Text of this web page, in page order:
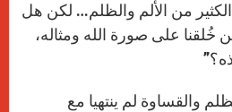
الكثير من الألم والظلم… لكن هل
خُلقنا على صورة الله ومثاله،
والقساوة لم ينتهيا مع